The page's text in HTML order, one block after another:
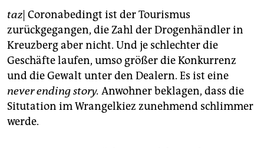
shop
fragen & hilfe
unterstützen
abo
genossenschaft
epaper login
taz| Coronabedingt ist der Tourismus
zurückgegangen, die Zahl der Drogenhändler in
Kreuzberg aber nicht. Und je schlechter die
Geschäfte laufen, umso größer die Konkurrenz
und die Gewalt unter den Dealern. Es ist eine
never ending story. Anwohner beklagen, dass die
Situtation im Wrangelkiez zunehmend schlimmer
werde.